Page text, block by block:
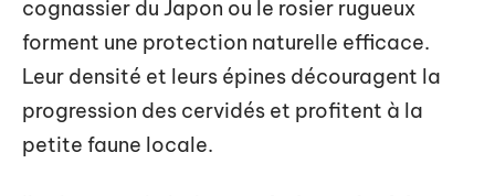
cognassier du Japon ou le rosier rugueux
forment une protection naturelle efficace.
Leur densité et leurs épines découragent la
progression des cervidés et profitent à la
petite faune locale.